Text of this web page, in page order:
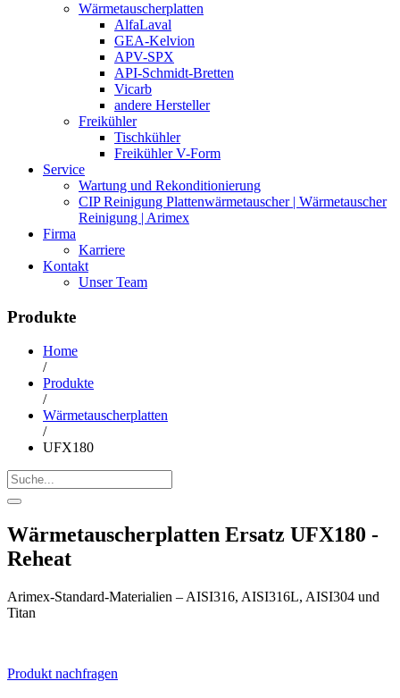
Wärmetauscherplatten
AlfaLaval
GEA-Kelvion
APV-SPX
API-Schmidt-Bretten
Vicarb
andere Hersteller
Freikühler
Tischkühler
Freikühler V-Form
Service
Wartung und Rekonditionierung
CIP Reinigung Plattenwärmetauscher | Wärmetauscher
Reinigung | Arimex
Firma
Karriere
Kontakt
Unser Team
Produkte
Home
/
Produkte
/
Wärmetauscherplatten
/
UFX180
Wärmetauscherplatten Ersatz UFX180 -
Reheat
Arimex-Standard-Materialien – AISI316, AISI316L, AISI304 und
Titan
Produkt nachfragen